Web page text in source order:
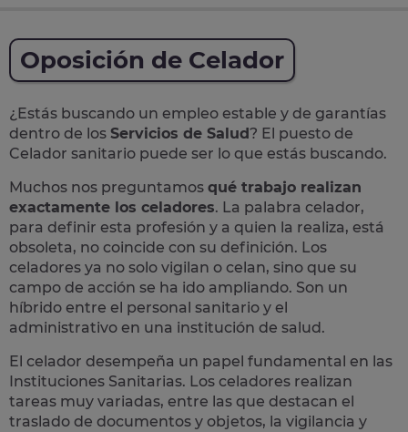
Oposición de Celador
¿Estás buscando un empleo estable y de garantías
dentro de los Servicios de Salud? El puesto de
Celador sanitario puede ser lo que estás buscando.
Muchos nos preguntamos qué trabajo realizan
exactamente los celadores. La palabra celador,
para definir esta profesión y a quien la realiza, está
obsoleta, no coincide con su definición. Los
celadores ya no solo vigilan o celan, sino que su
campo de acción se ha ido ampliando. Son un
híbrido entre el personal sanitario y el
administrativo en una institución de salud.
El celador desempeña un papel fundamental en las
Instituciones Sanitarias. Los celadores realizan
tareas muy variadas, entre las que destacan el
traslado de documentos y objetos, la vigilancia y